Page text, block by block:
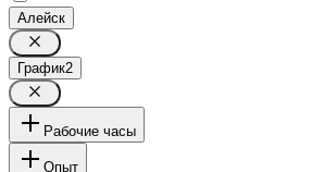
Алейск
График2
Рабочие часы
Опыт